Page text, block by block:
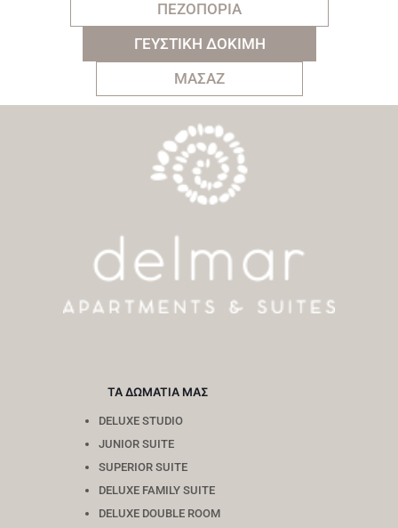
ΠΕΖΟΠΟΡΙΑ
ΓΕΥΣΤΙΚΗ ΔΟΚΙΜΗ
ΜΑΣΑΖ
ΤΑ ΔΩΜΑΤΙΑ ΜΑΣ
DELUXE STUDIO
JUNIOR SUITE
SUPERIOR SUITE
DELUXE FAMILY SUITE
DELUXE DOUBLE ROOM